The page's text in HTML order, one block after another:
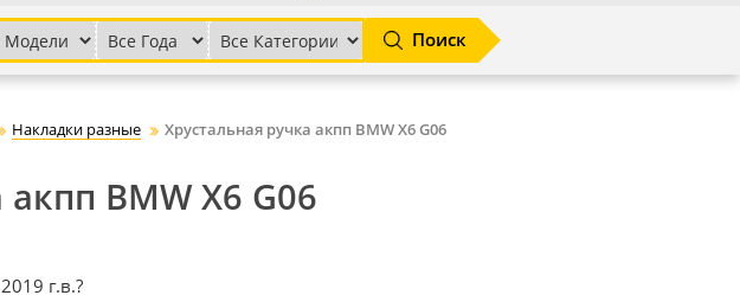
Поиск
Накладки разные Хрустальная ручка акпп BMW X6 G06
BMW X6 G06
г.в.?